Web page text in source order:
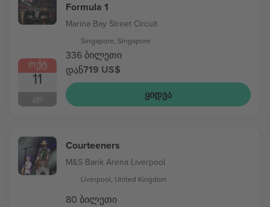
ᲝᲥᲢ
11
ᲙᲕᲘ
Formula 1
Marina Bay Street Circuit
Singapore, Singapore
336 ბილეთი
დან719 US$
ᲧᲘᲓᲕᲐ
Courteeners
M&S Bank Arena Liverpool
Liverpool, United Kingdom
80 ბილეთი